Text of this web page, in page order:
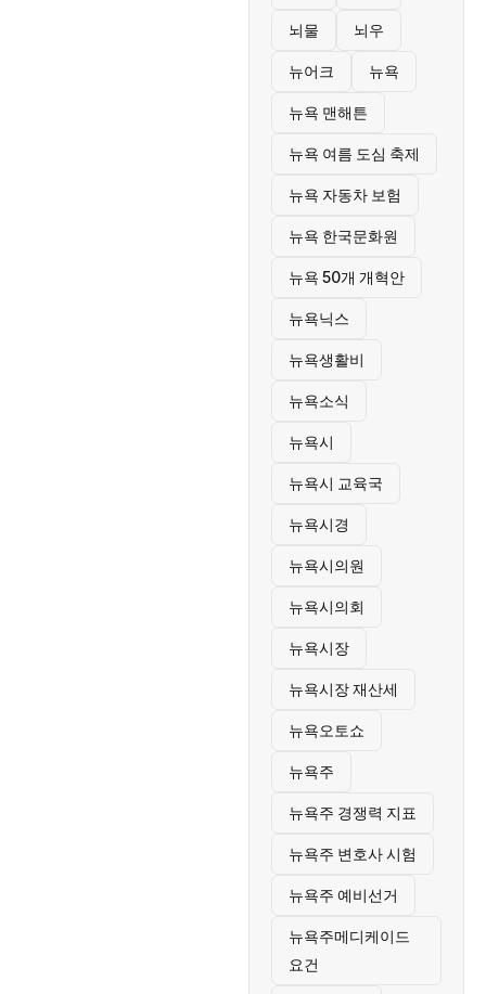
뇌물 뇌우
뉴어크 뉴욕
뉴욕 맨해튼
뉴욕 여름 도심 축제
뉴욕 자동차 보험
뉴욕 한국문화원
뉴욕 50개 개혁안
뉴욕닉스
뉴욕생활비
뉴욕소식
뉴욕시
뉴욕시 교육국
뉴욕시경
뉴욕시의원
뉴욕시의회
뉴욕시장
뉴욕시장 재산세
뉴욕오토쇼
뉴욕주
뉴욕주 경쟁력 지표
뉴욕주 변호사 시험
뉴욕주 예비선거
뉴욕주메디케이드
요건